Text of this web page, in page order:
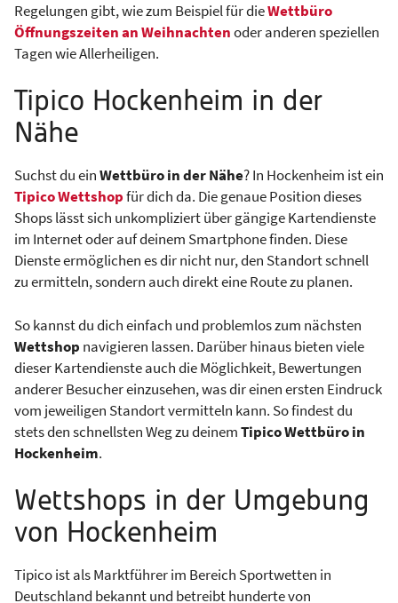
Regelungen gibt, wie zum Beispiel für dieWettbüro
Öffnungszeiten an Weihnachtenoder anderen speziellen
Tagen wie Allerheiligen.
Tipico Hockenheim in der
Nähe
Suchst du einWettbüro in der Nähe? In Hockenheim ist ein
Tipico Wettshopfür dich da. Die genaue Position dieses
Shops lässt sich unkompliziert über gängige Kartendienste
im Internet oder auf deinem Smartphone finden. Diese
Dienste ermöglichen es dir nicht nur, den Standort schnell
zu ermitteln, sondern auch direkt eine Route zu planen.
So kannst du dich einfach und problemlos zum nächsten
Wettshop navigieren lassen. Darüber hinaus bieten viele
dieser Kartendienste auch die Möglichkeit, Bewertungen
anderer Besucher einzusehen, was dir einen ersten Eindruck
vom jeweiligen Standort vermitteln kann. So findest du
stets den schnellsten Weg zu deinemTipico Wettbüro in
Hockenheim.
Wettshops in der Umgebung
von Hockenheim
Tipico ist als Marktführer im Bereich Sportwetten in
Deutschland bekannt und betreibt hunderte von